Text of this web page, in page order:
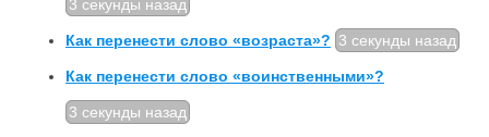
3 секунды назад
Как перенести слово «возраста»? 3 секунды назад
Как перенести слово «воинственными»?
3 секунды назад